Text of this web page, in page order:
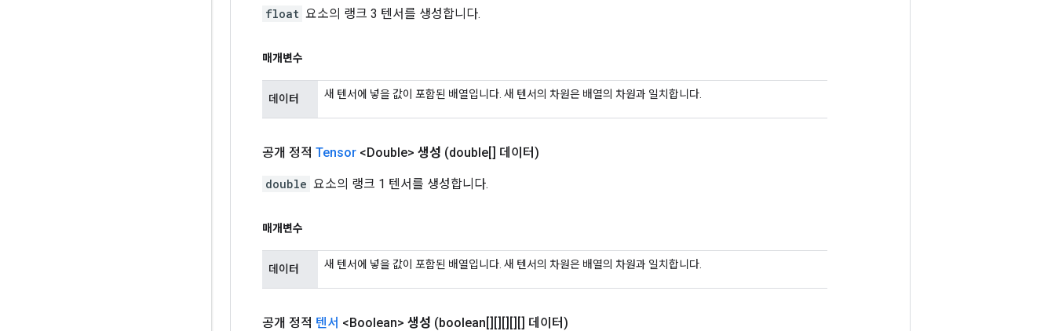
float 요소의 랭크 3 텐서를 생성합니다.
매개변수
데이터 새 텐서에 넣을 값이 포함된 배열입니다. 새 텐서의 차원은 배열의 차원과 일치합니다.
공개 정적 Tensor <Double> 생성 (double[] 데이터)
double 요소의 랭크 1 텐서를 생성합니다.
매개변수
데이터 새 텐서에 넣을 값이 포함된 배열입니다. 새 텐서의 차원은 배열의 차원과 일치합니다.
공개 정적 텐서 <Boolean> 생성 (boolean[][][][][] 데이터)